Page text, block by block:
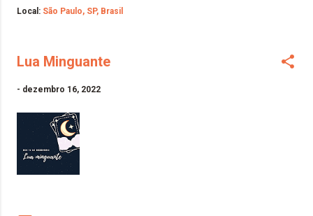
Local: São Paulo, SP, Brasil
Lua Minguante
- dezembro 16, 2022